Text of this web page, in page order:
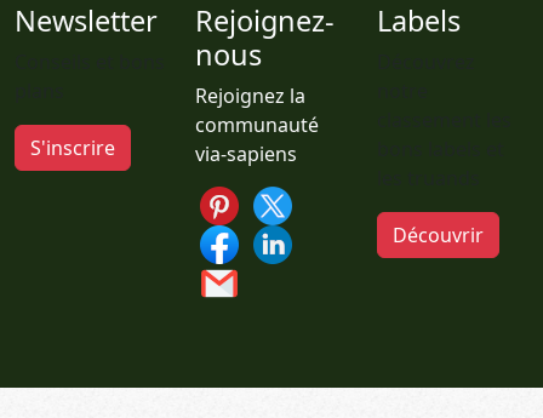
Newsletter
S'inscrire
Rejoignez-
nous
Rejoignez la
communauté
via-sapiens
Labels
Découvrir